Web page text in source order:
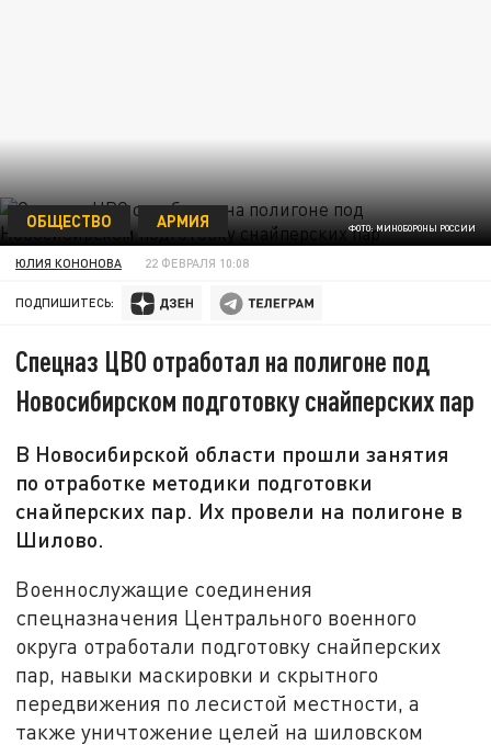
ФОТО: МИНОБОРОНЫ РОССИИ
ОБЩЕСТВО АРМИЯ
ЮЛИЯ КОНОНОВА 22 ФЕВРАЛЯ 10:08
ПОДПИШИТЕСЬ:
Спецназ ЦВО отработал на полигоне под
Новосибирском подготовку снайперских пар
В Новосибирской области прошли занятия
по отработке методики подготовки
снайперских пар. Их провели на полигоне в
Шилово.
Военнослужащие соединения
спецназначения Центрального военного
округа отработали подготовку снайперских
пар, навыки маскировки и скрытного
передвижения по лесистой местности, а
также уничтожение целей на шиловском